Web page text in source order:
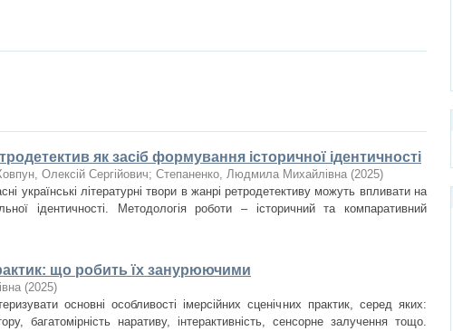
як засіб формування історичної ідентичності
Олексій Сергійович; Степаненко, Людмила Михайлівна (2025)
українські літературні твори в жанрі ретродетективу можуть впливати на
ідентичності. Методологія роботи – історичний та компаративний
що робить їх занурюючими
(2025)
основні особливості імерсійних сценічних практик, серед яких:
багатомірність наративу, інтерактивність, сенсорне залучення тощо.